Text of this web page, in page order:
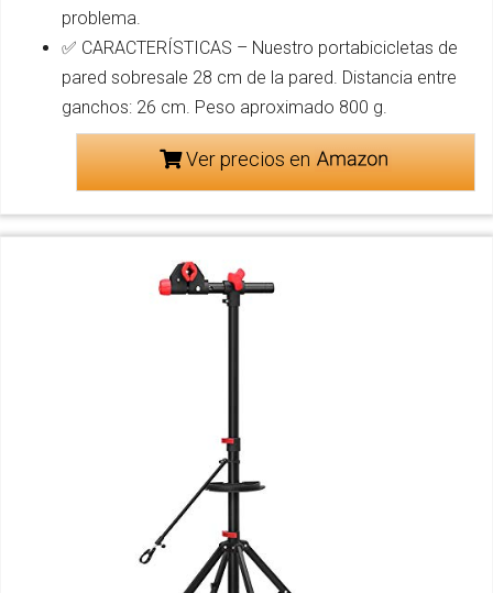
problema.
✅ CARACTERÍSTICAS – Nuestro portabicicletas de
pared sobresale 28 cm de la pared. Distancia entre
ganchos: 26 cm. Peso aproximado 800 g.
Ver precios en